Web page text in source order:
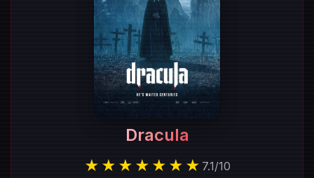
Dracula
★★★★★★★ 7.1/10